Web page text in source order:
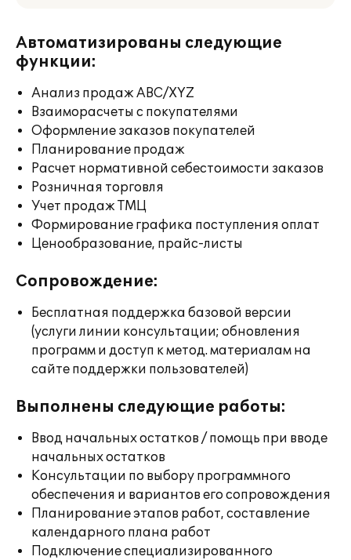
Автоматизированы следующие
функции:
Анализ продаж ABC/XYZ
Взаиморасчеты с покупателями
Оформление заказов покупателей
Планирование продаж
Расчет нормативной себестоимости заказов
Розничная торговля
Учет продаж ТМЦ
Формирование графика поступления оплат
Ценообразование, прайс-листы
Сопровождение:
Бесплатная поддержка базовой версии
(услуги линии консультации; обновления
программ и доступ к метод. материалам на
сайте поддержки пользователей)
Выполнены следующие работы:
Ввод начальных остатков / помощь при вводе
начальных остатков
Консультации по выбору программного
обеспечения и вариантов его сопровождения
Планирование этапов работ, составление
календарного плана работ
Подключение специализированного